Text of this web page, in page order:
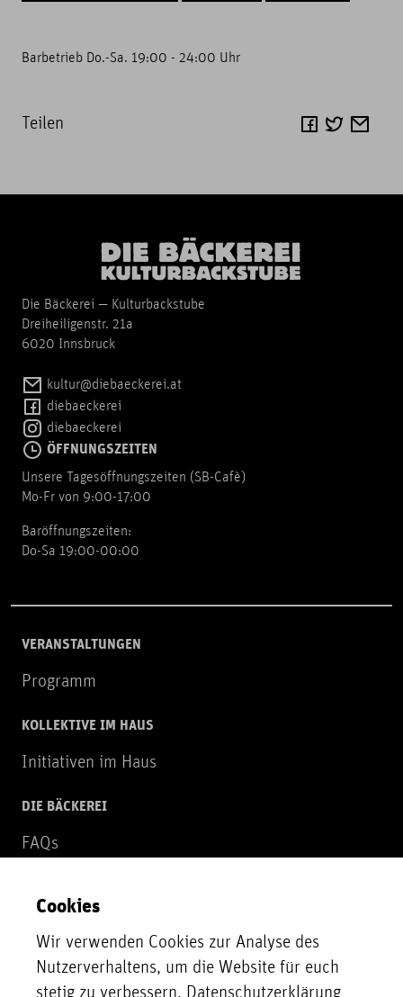
Barbetrieb Do.-Sa. 19:00 - 24:00 Uhr
Teilen
Die Bäckerei — Kulturbackstube
Dreiheiligenstr. 21a
6020 Innsbruck
kultur@diebaeckerei.at
diebaeckerei
diebaeckerei
ÖFFNUNGSZEITEN
Unsere Tagesöffnungszeiten (SB-Cafè)
Mo-Fr von 9:00-17:00
Baröffnungszeiten:
Do-Sa 19:00-00:00
VERANSTALTUNGEN
Programm
KOLLEKTIVE IM HAUS
Initiativen im Haus
DIE BÄCKEREI
FAQs
NEWSLETTER
Zur Newsletter Anmeldung
Cookies
Wir verwenden Cookies zur Analyse des
Nutzerverhaltens, um die Website für euch
stetig zu verbessern.
Datenschutzerklärung